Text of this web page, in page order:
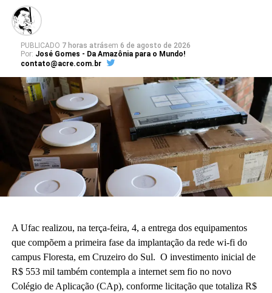
PUBLICADO 7 horas atrásem 6 de agosto de 2026
Por: José Gomes - Da Amazônia para o Mundo!
contato@acre.com.br
A Ufac realizou, na terça-feira, 4, a entrega dos equipamentos
que compõem a primeira fase da implantação da rede wi-fi do
campus Floresta, em Cruzeiro do Sul. O investimento inicial de
R$ 553 mil também contempla a internet sem fio no novo
Colégio de Aplicação (CAp), conforme licitação que totaliza R$